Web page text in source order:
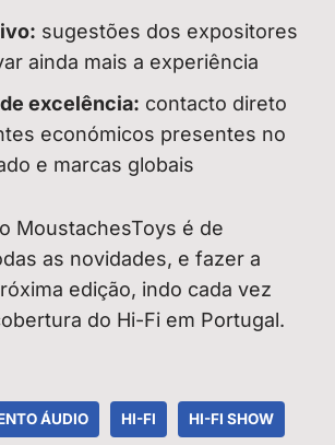
sugestões dos expositores
ainda mais a experiência
excelência: contacto direto
económicos presentes no
e marcas globais
MoustachesToys é de
as novidades, e fazer a
edição, indo cada vez
do Hi-Fi em Portugal.
ÁUDIO HI-FI HI-FI SHOW